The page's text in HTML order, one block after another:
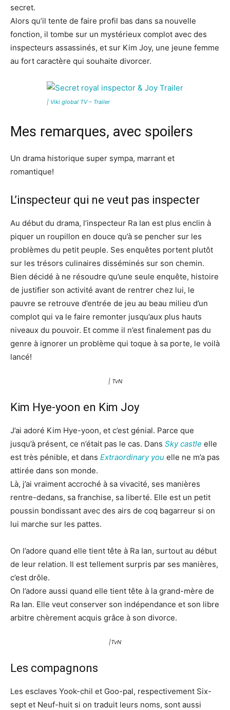
secret.
Alors qu’il tente de faire profil bas dans sa nouvelle
fonction, il tombe sur un mystérieux complot avec des
inspecteurs assassinés, et sur Kim Joy, une jeune femme
au fort caractère qui souhaite divorcer.
| Viki global TV – Trailer
Mes remarques, avec spoilers
Un drama historique super sympa, marrant et
romantique!
L’inspecteur qui ne veut pas inspecter
Au début du drama, l’inspecteur Ra Ian est plus enclin à
piquer un roupillon en douce qu’à se pencher sur les
problèmes du petit peuple. Ses enquêtes portent plutôt
sur les trésors culinaires disséminés sur son chemin.
Bien décidé à ne résoudre qu’une seule enquête, histoire
de justifier son activité avant de rentrer chez lui, le
pauvre se retrouve d’entrée de jeu au beau milieu d’un
complot qui va le faire remonter jusqu’aux plus hauts
niveaux du pouvoir. Et comme il n’est finalement pas du
genre à ignorer un problème qui toque à sa porte, le voilà
lancé!
| TvN
Kim Hye-yoon en Kim Joy
J’ai adoré Kim Hye-yoon, et c’est génial. Parce que
jusqu’à présent, ce n’était pas le cas. Dans Sky castle elle
est très pénible, et dans Extraordinary you elle ne m’a pas
attirée dans son monde.
Là, j’ai vraiment accroché à sa vivacité, ses manières
rentre-dedans, sa franchise, sa liberté. Elle est un petit
poussin bondissant avec des airs de coq bagarreur si on
lui marche sur les pattes.
On l’adore quand elle tient tête à Ra Ian, surtout au début
de leur relation. Il est tellement surpris par ses manières,
c’est drôle.
On l’adore aussi quand elle tient tête à la grand-mère de
Ra Ian. Elle veut conserver son indépendance et son libre
arbitre chèrement acquis grâce à son divorce.
|TvN
Les compagnons
Les esclaves Yook-chil et Goo-pal, respectivement Six-
sept et Neuf-huit si on traduit leurs noms, sont aussi